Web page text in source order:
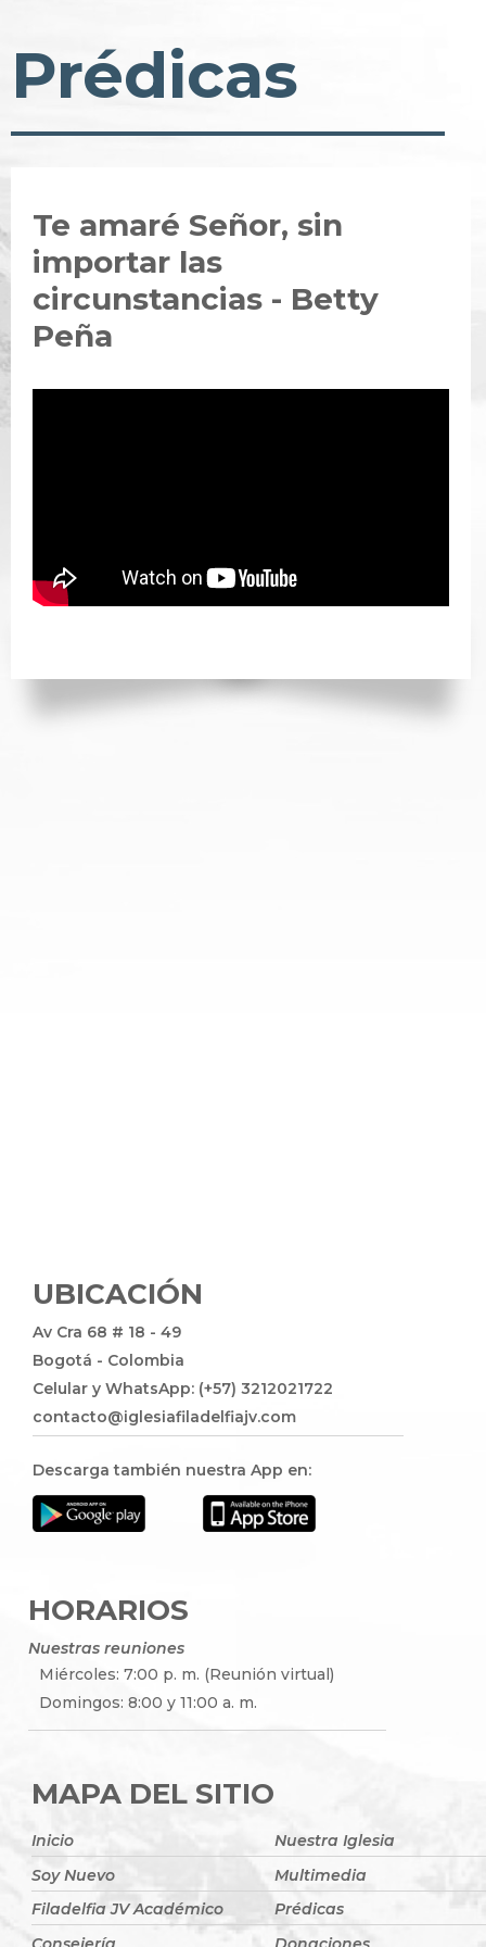
Prédicas
Te amaré Señor, sin
importar las
circunstancias - Betty
Peña
UBICACIÓN
Av Cra 68 # 18 - 49
Bogotá - Colombia
Celular y WhatsApp: (+57) 3212021722
contacto@iglesiafiladelfiajv.com
Descarga también nuestra App en:
HORARIOS
Nuestras reuniones
Miércoles: 7:00 p. m. (Reunión virtual)
Domingos: 8:00 y 11:00 a. m.
MAPA DEL SITIO
Inicio
Nuestra Iglesia
Soy Nuevo
Multimedia
Filadelfia JV Académico
Prédicas